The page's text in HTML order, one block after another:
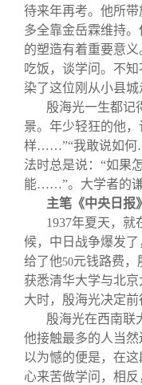
待来年再考。他所
多全靠金岳霖维持
的塑造有着重要意
吃饭，谈学问。不
染了这位刚从小县城
殷海光一生都记
景。年少轻狂的他
样……”“我敢说如何
法时总是说：“如果
能……”。大学者的谦
主笔《中央日报》
1937年夏天，就
候，中日战争爆发
给了他50元钱路费，
获悉清华大学与北
大时，殷海光决定前
殷海光在西南联
他接触最多的人当然
以为憾的便是，在
心来苦做学问，相